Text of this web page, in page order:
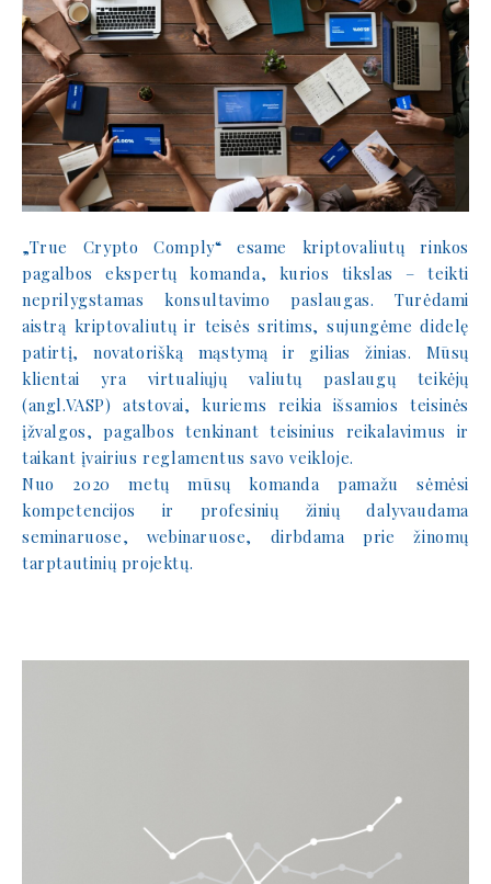
„True Crypto Comply“ esame kriptovaliutų rinkos
pagalbos ekspertų komanda, kurios tikslas – teikti
neprilygstamas konsultavimo paslaugas. Turėdami
aistrą kriptovaliutų ir teisės sritims, sujungėme didelę
patirtį, novatorišką mąstymą ir gilias žinias. Mūsų
klientai yra virtualiųjų valiutų paslaugų teikėjų
(angl.VASP) atstovai, kuriems reikia išsamios teisinės
įžvalgos, pagalbos tenkinant teisinius reikalavimus ir
taikant įvairius reglamentus savo veikloje.
Nuo 2020 metų mūsų komanda pamažu sėmėsi
kompetencijos ir profesinių žinių dalyvaudama
seminaruose, webinaruose, dirbdama prie žinomų
tarptautinių projektų.